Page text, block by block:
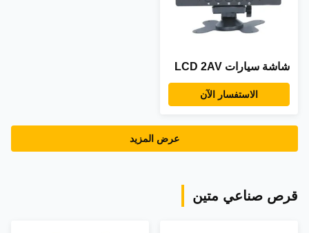
شاشة سيارات LCD 2AV
الاستفسار الآن
عرض المزيد
قرص صناعي متين